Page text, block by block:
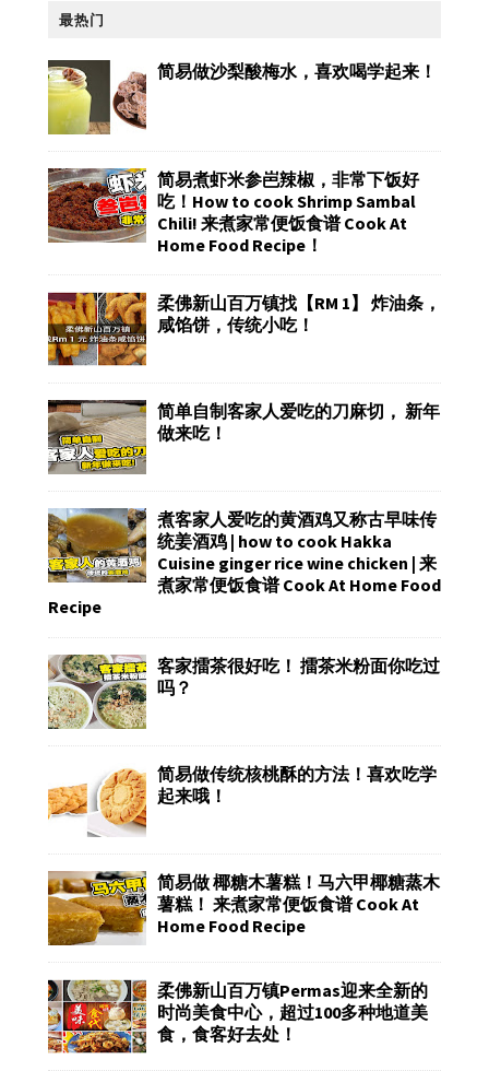
最热门
简易做沙梨酸梅水，喜欢喝学起来！
简易煮虾米参岜辣椒，非常下饭好
吃！How to cook Shrimp Sambal
Chili! 来煮家常便饭食谱 Cook At
Home Food Recipe！
柔佛新山百万镇找【RM 1】 炸油条，
咸馅饼，传统小吃！
简单自制客家人爱吃的刀麻切， 新年
做来吃！
煮客家人爱吃的黄酒鸡又称古早味传
统姜酒鸡 | how to cook Hakka
Cuisine ginger rice wine chicken | 来
煮家常便饭食谱 Cook At Home Food
Recipe
客家擂茶很好吃！ 擂茶米粉面你吃过
吗？
简易做传统核桃酥的方法！喜欢吃学
起来哦！
简易做 椰糖木薯糕！马六甲椰糖蒸木
薯糕！ 来煮家常便饭食谱 Cook At
Home Food Recipe
柔佛新山百万镇Permas迎来全新的
时尚美食中心，超过100多种地道美
食，食客好去处！